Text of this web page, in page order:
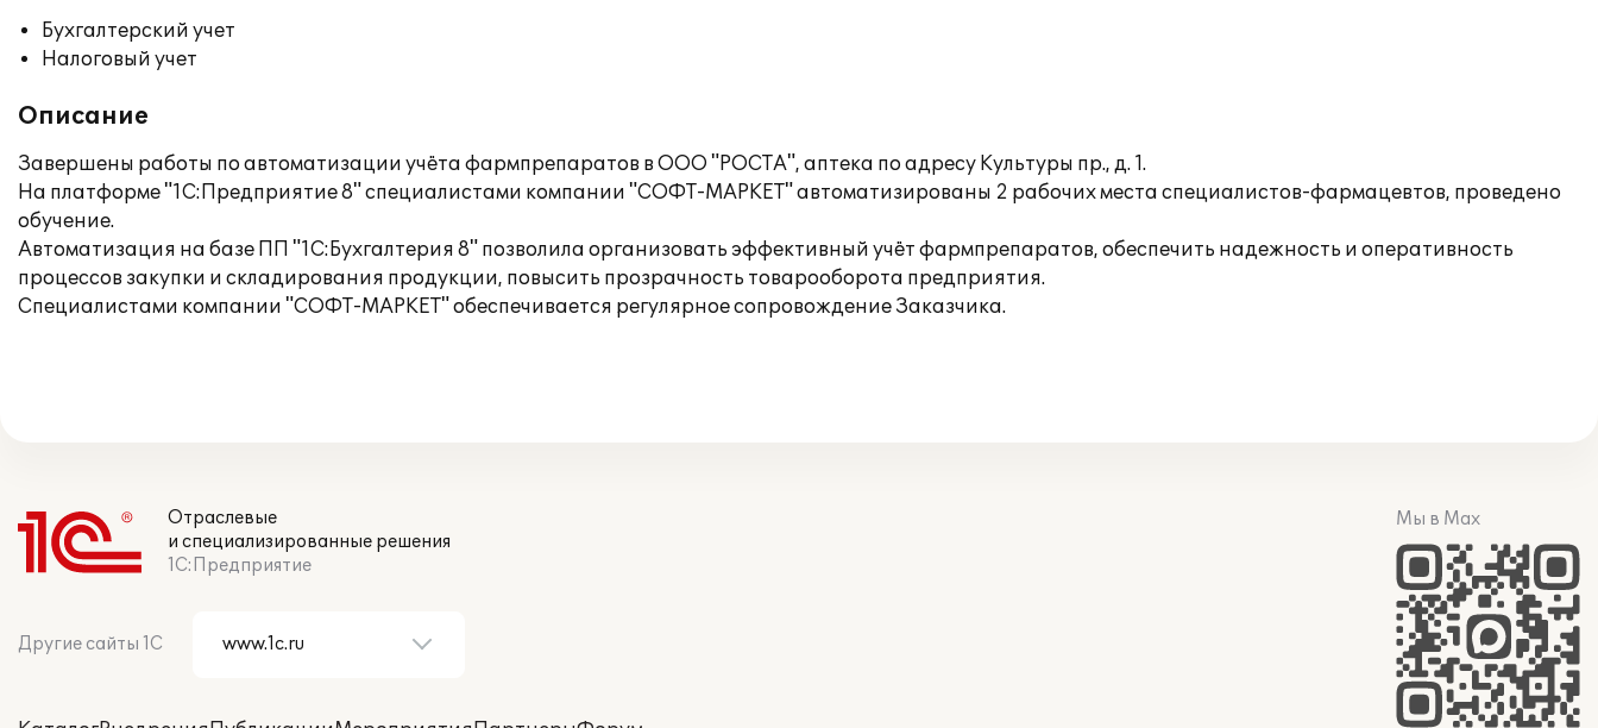
Бухгалтерский учет
Налоговый учет
Описание
Завершены работы по автоматизации учёта фармпрепаратов в ООО "РОСТА", аптека по адресу Культуры пр., д. 1.
На платформе "1С:Предприятие 8" специалистами компании "СОФТ-МАРКЕТ" автоматизированы 2 рабочих места специалистов-фармацевтов, проведено
обучение.
Автоматизация на базе ПП "1С:Бухгалтерия 8" позволила организовать эффективный учёт фармпрепаратов, обеспечить надежность и оперативность
процессов закупки и складирования продукции, повысить прозрачность товарооборота предприятия.
Специалистами компании "СОФТ-МАРКЕТ" обеспечивается регулярное сопровождение Заказчика.
Отраслевые
и специализированные решения
1С:Предприятие
Другие сайты 1С
Мы в Max